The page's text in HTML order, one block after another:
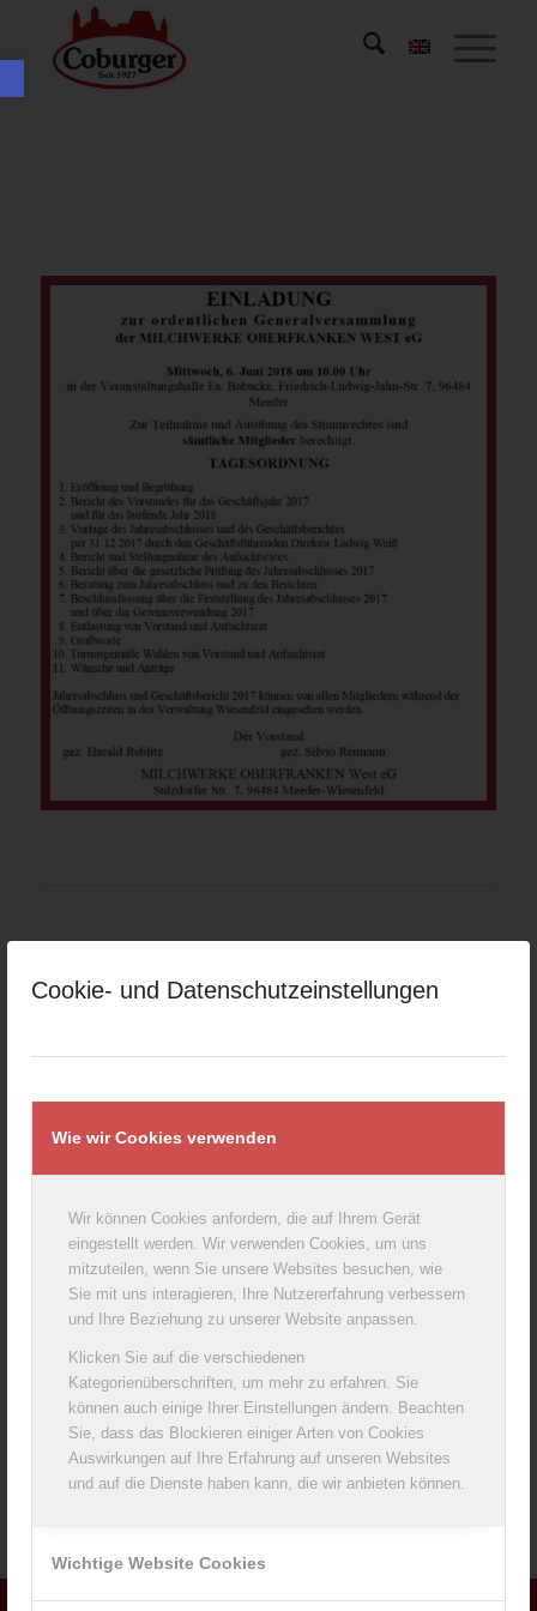
Werkzeugleiste öffnen
Cookie- und Datenschutzeinstellungen
Wie wir Cookies verwenden
Wir können Cookies anfordern, die auf Ihrem Gerät
eingestellt werden. Wir verwenden Cookies, um uns
mitzuteilen, wenn Sie unsere Websites besuchen, wie
Sie mit uns interagieren, Ihre Nutzererfahrung verbessern
und Ihre Beziehung zu unserer Website anpassen.
Klicken Sie auf die verschiedenen
Kategorienüberschriften, um mehr zu erfahren. Sie
können auch einige Ihrer Einstellungen ändern. Beachten
Sie, dass das Blockieren einiger Arten von Cookies
Auswirkungen auf Ihre Erfahrung auf unseren Websites
und auf die Dienste haben kann, die wir anbieten können.
Wichtige Website Cookies